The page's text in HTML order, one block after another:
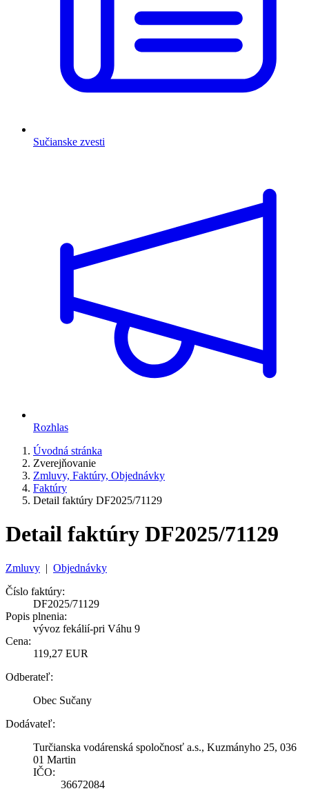
Sučianske zvesti
Rozhlas
Úvodná stránka
Zverejňovanie
Zmluvy, Faktúry, Objednávky
Faktúry
Detail faktúry DF2025/71129
Detail faktúry DF2025/71129
Zmluvy | Objednávky
Číslo faktúry:
DF2025/71129
Popis plnenia:
vývoz fekálií-pri Váhu 9
Cena:
119,27 EUR
Odberateľ:
Obec Sučany
Dodávateľ:
Turčianska vodárenská spoločnosť a.s., Kuzmányho 25, 036
01 Martin
IČO:
36672084